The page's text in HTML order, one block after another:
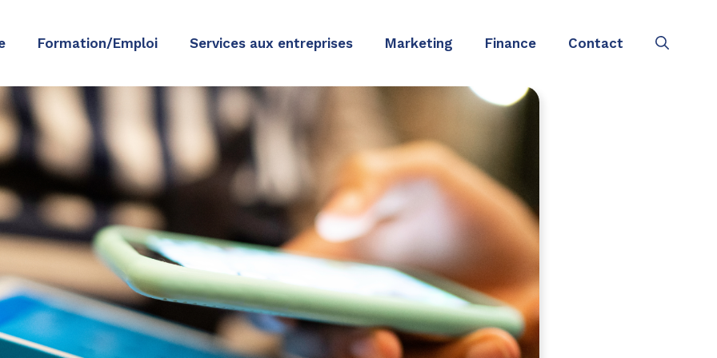
Formation/Emploi Services aux entreprises Marketing Finance Contact